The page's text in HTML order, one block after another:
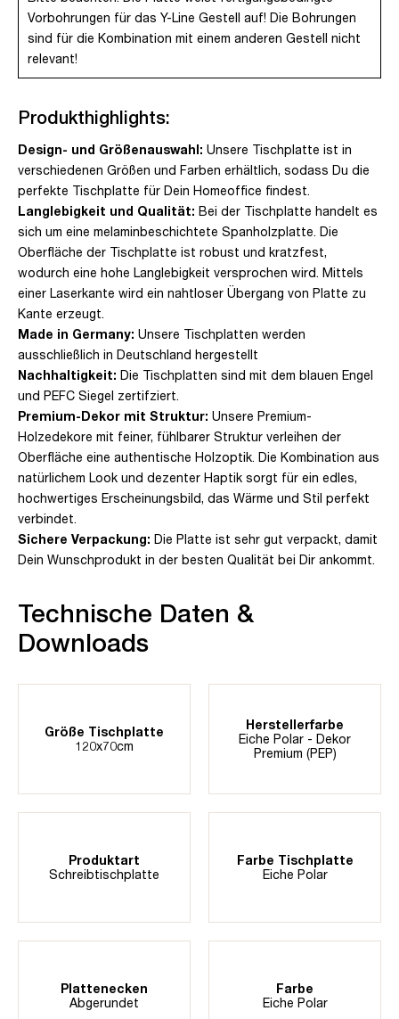
Vorbohrungen für das Y-Line Gestell auf! Die Bohrungen
sind für die Kombination mit einem anderen Gestell nicht
relevant!
Produkthighlights:
Design- und Größenauswahl: Unsere Tischplatte ist in
verschiedenen Größen und Farben erhältlich, sodass Du die
perfekte Tischplatte für Dein Homeoffice findest.
Langlebigkeit und Qualität: Bei der Tischplatte handelt es
sich um eine melaminbeschichtete Spanholzplatte. Die
Oberfläche der Tischplatte ist robust und kratzfest,
wodurch eine hohe Langlebigkeit versprochen wird. Mittels
einer Laserkante wird ein nahtloser Übergang von Platte zu
Kante erzeugt.
Made in Germany: Unsere Tischplatten werden
ausschließlich in Deutschland hergestellt
Nachhaltigkeit: Die Tischplatten sind mit dem blauen Engel
und PEFC Siegel zertifziert.
Premium-Dekor mit Struktur: Unsere Premium-
Holzedekore mit feiner, fühlbarer Struktur verleihen der
Oberfläche eine authentische Holzoptik. Die Kombination aus
natürlichem Look und dezenter Haptik sorgt für ein edles,
hochwertiges Erscheinungsbild, das Wärme und Stil perfekt
verbindet.
Sichere Verpackung: Die Platte ist sehr gut verpackt, damit
Dein Wunschprodukt in der besten Qualität bei Dir ankommt.
Technische Daten &
Downloads
Größe Tischplatte
120x70cm
Herstellerfarbe
Eiche Polar - Dekor
Premium (PEP)
Produktart
Schreibtischplatte
Farbe Tischplatte
Eiche Polar
Plattenecken
Abgerundet
Farbe
Eiche Polar